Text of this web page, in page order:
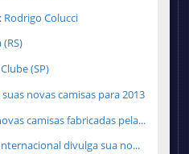
Colucci
(SP)
novas camisas para 2013
camisas fabricadas pela...
divulga sua no...